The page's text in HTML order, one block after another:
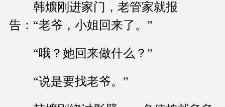
韩爌刚进家门，老管家就报
告：“老爷，小姐回来了。”
“哦？她回来做什么？”
“说是要找老爷。”